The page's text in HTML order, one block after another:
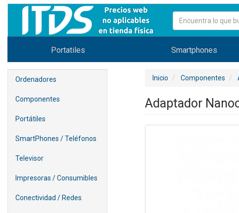
Portatiles Smartphones
Ordenadores
Componentes
Portátiles
SmartPhones / Teléfonos
Televisor
Impresoras / Consumibles
Conectividad / Redes
Inicio Componentes
Adaptador